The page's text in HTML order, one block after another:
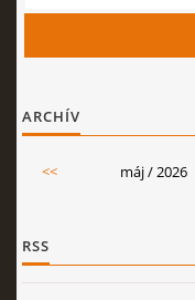
ARCHÍV
<< máj / 2026
RSS